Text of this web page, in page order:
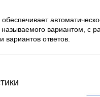
вариантом, с
вариантов ответов.